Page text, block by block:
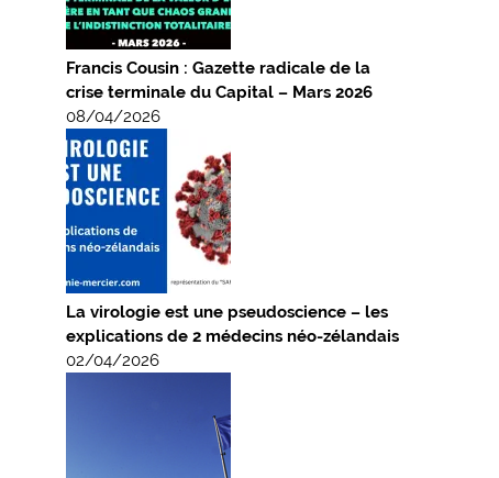
Francis Cousin : Gazette radicale de la
crise terminale du Capital – Mars 2026
08/04/2026
La virologie est une pseudoscience – les
explications de 2 médecins néo-zélandais
02/04/2026